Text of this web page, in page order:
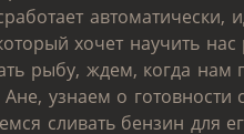
автоматически,
хочет научить
рыбу, ждем, когда нам
узнаем о готовности
сливать бензин для